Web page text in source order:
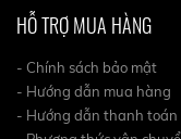
HỖ TRỢ MUA HÀNG
- Chính sách bảo mật
- Hướng dẫn mua hàng
- Hướng dẫn thanh toán